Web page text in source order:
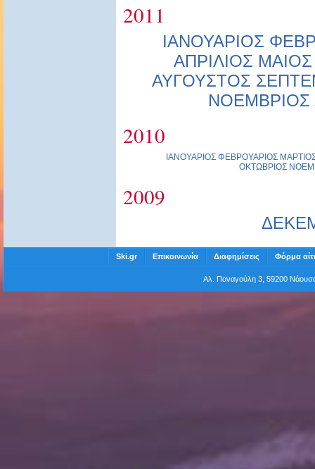
2011
ΙΑΝΟΥΑΡΙΟΣ
ΑΠΡΙΛΙΟΣ ΜΑΙΟΣ
ΑΥΓΟΥΣΤΟΣ
ΝΟΕΜΒΡΙΟΣ
2010
ΙΑΝΟΥΑΡΙΟΣ ΦΕΒΡΟΥΑΡΙΟΣ
ΟΚΤΩΒΡΙΟΣ
2009
Ski.gr Επικοινωνία Διαφημίσεις Φόρμα
Αλ. Παναγούλη 3, 59200